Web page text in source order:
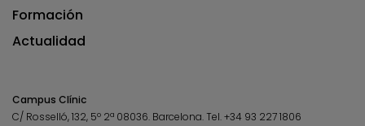
Formación
Actualidad
Campus Clínic
C/ Rosselló, 132, 5º 2ª 08036. Barcelona.Tel.+34 93 227 1806